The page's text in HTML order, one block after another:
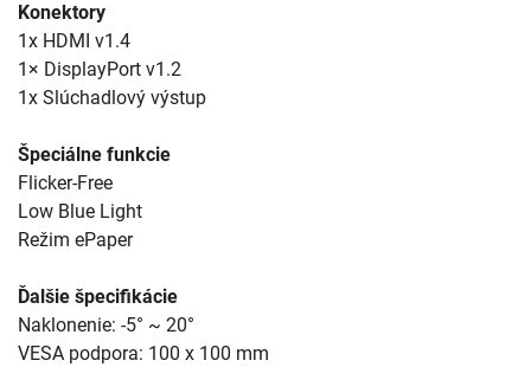
Konektory
1x HDMI v1.4
1× DisplayPort v1.2
1x Slúchadlový výstup
Špeciálne funkcie
Flicker-Free
Low Blue Light
Režim ePaper
Ďalšie špecifikácie
Naklonenie: -5° ~ 20°
VESA podpora: 100 x 100 mm